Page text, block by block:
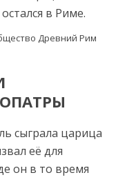
в Риме.
сыграла царица
её для
он в то время